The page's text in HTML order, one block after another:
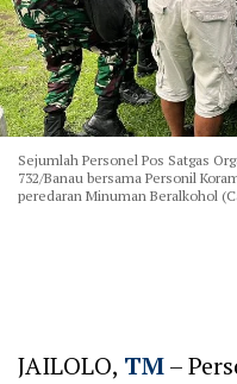
Sejumlah Personel Pos Satgas
732/Banau bersama Personil
peredaran Minuman Beralkohol
JAILOLO, TM–